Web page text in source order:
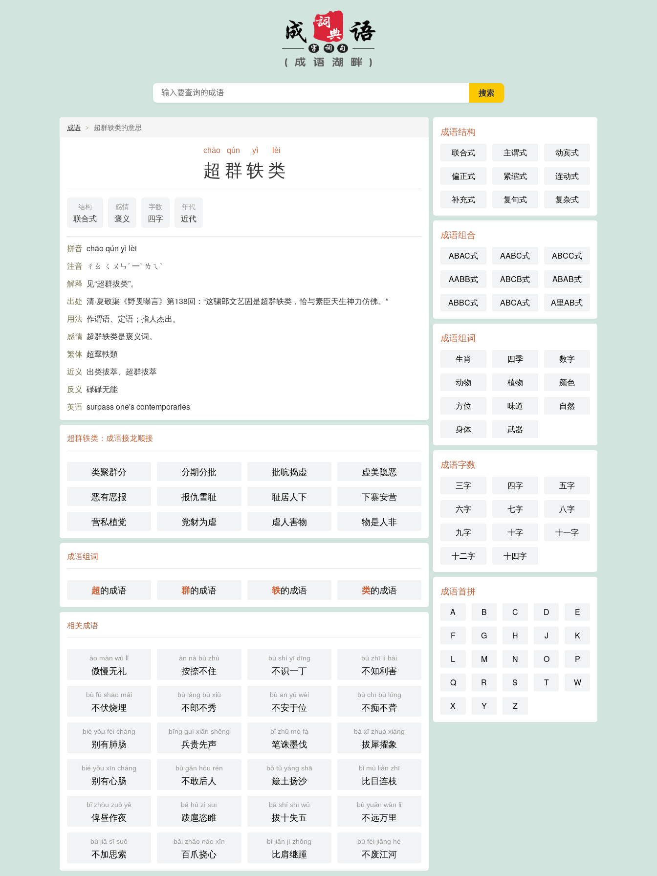
成语 超群轶类的意思
chāo qún yì lèi
超群轶类
结构
联合式
感情
褒义
字数
四字
年代
近代
拼音 chāo qún yì lèi
注音 ㄔㄠ ㄑㄨㄣˊ 一ˋ ㄌㄟˋ
解释 见“超群拔类”。
出处 清·夏敬渠《野叟曝言》第138回：“这骕郎文艺固是超群轶类，恰与素臣天生神力仿佛。”
用法 作谓语、定语；指人杰出。
感情 超群轶类是褒义词。
繁体 超羣軼類
近义 出类拔萃、超群拔萃
反义 碌碌无能
英语 surpass one's contemporaries
超群轶类：成语接龙顺接
类聚群分 分期分批 批吭捣虚
虚美隐恶
恶有恶报
报仇雪耻 耻居人下
下寨安营
营私植党
党豺为虐 虐人害物 物是人非
成语组词
超的成语 群的成语 轶的成语 类的成语
相关成语
ào màn wú lǐ
傲慢无礼
àn nà bù zhù
按捺不住
bù shí yī dīng
不识一丁
bù zhī lì hài
不知利害
bù fú shāo mái
不伏烧埋
bù láng bù xiù
不郎不秀
bù ān yú wèi
不安于位
bù chī bù lóng
不痴不聋
bié yǒu fèi cháng
别有肺肠
bīng guì xiān shēng
兵贵先声
bǐ zhū mò fá
笔诛墨伐
bá xī zhuó xiàng
拔犀擢象
bié yǒu xīn cháng
别有心肠
bù gǎn hòu rén
不敢后人
bǒ tǔ yáng shā
簸土扬沙
bǐ mù lián zhī
比目连枝
bǐ zhòu zuò yè
俾昼作夜
bá hù zì suī
跋扈恣睢
bá shí shī wǔ
拔十失五
bù yuǎn wàn lǐ
不远万里
bù jiā sī suǒ
不加思索
bǎi zhǎo náo xīn
百爪挠心
bǐ jiān jì zhǒng
比肩继踵
bù fèi jiāng hé
不废江河
成语结构
联合式 主谓式 动宾式
偏正式 紧缩式 连动式
补充式 复句式 复杂式
成语组合
ABAC式 AABC式 ABCC式
AABB式 ABCB式 ABAB式
ABBC式 ABCA式 A里AB式
成语组词
生肖 四季 数字
动物 植物 颜色
方位 味道 自然
身体 武器
成语字数
三字 四字 五字
六字 七字 八字
九字 十字 十一字
十二字 十四字
成语首拼
A B C D E
F G H J K
L M N O P
Q R S T W
X Y Z